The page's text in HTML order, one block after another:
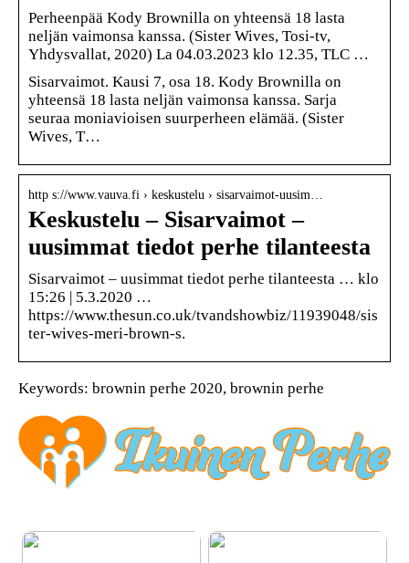
Perheenpää Kody Brownilla on yhteensä 18 lasta
neljän vaimonsa kanssa. (Sister Wives, Tosi-tv,
Yhdysvallat, 2020) La 04.03.2023 klo 12.35, TLC …
Sisarvaimot. Kausi 7, osa 18. Kody Brownilla on
yhteensä 18 lasta neljän vaimonsa kanssa. Sarja
seuraa moniavioisen suurperheen elämää. (Sister
Wives, T…
http s://www.vauva.fi › keskustelu › sisarvaimot-uusim…
Keskustelu – Sisarvaimot –
uusimmat tiedot perhe tilanteesta
Sisarvaimot – uusimmat tiedot perhe tilanteesta … klo
15:26 | 5.3.2020 …
https://www.thesun.co.uk/tvandshowbiz/11939048/sis
ter-wives-meri-brown-s.
Keywords: brownin perhe 2020, brownin perhe